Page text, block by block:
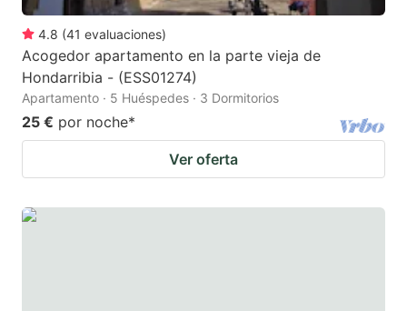
4.8 (41 evaluaciones)
Acogedor apartamento en la parte vieja de
Hondarribia - (ESS01274)
Apartamento · 5 Huéspedes · 3 Dormitorios
25 € por noche*
Ver oferta